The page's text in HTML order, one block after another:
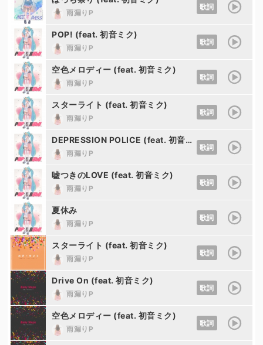
雨漏りP
歌詞
POP! (feat. 初音ミク)
雨漏りP
歌詞
空色メロディー (feat. 初音ミク)
雨漏りP
歌詞
スターライト (feat. 初音ミク)
雨漏りP
歌詞
DEPRESSION POLICE (feat. 初音ミク)
雨漏りP
歌詞
嘘つきのLOVE (feat. 初音ミク)
雨漏りP
歌詞
夏休み
雨漏りP
歌詞
スターライト (feat. 初音ミク)
雨漏りP
歌詞
Drive On (feat. 初音ミク)
雨漏りP
歌詞
空色メロディー (feat. 初音ミク)
雨漏りP
歌詞